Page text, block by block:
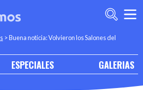
>Buena noticia: Volvieron los Salones del
ESPECIALES GALERIAS